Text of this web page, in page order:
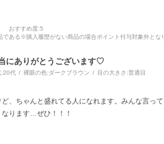
おすすめ度:5
である※購入履歴がない商品の場合ポイント付与対象外とな
にありがとうございます♡
:20代 裸眼の色:ダークブラウン 目の大きさ:普通目
、ちゃんと盛れてる人になれます。みんな言っ
ります…ぜひ！！！